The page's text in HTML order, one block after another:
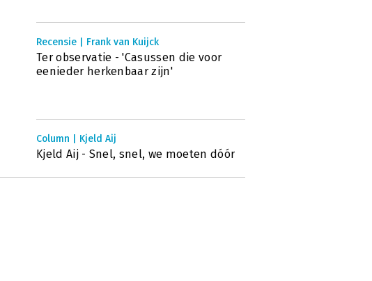
Recensie | Frank van Kuijck
Ter observatie - 'Casussen die voor
eenieder herkenbaar zijn'
Column | Kjeld Aij
Kjeld Aij - Snel, snel, we moeten dóór